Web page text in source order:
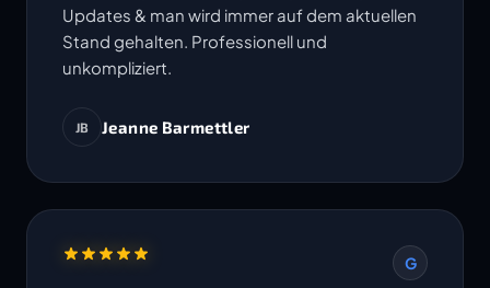
Updates & man wird immer auf dem aktuellen
Stand gehalten. Professionell und
unkompliziert.
JB Jeanne Barmettler
G